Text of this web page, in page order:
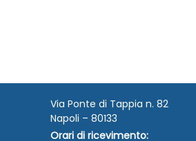
Via Ponte di Tappia n. 82
Napoli – 80133
Orari di ricevimento: